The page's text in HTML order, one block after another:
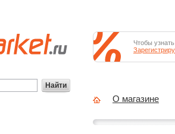
Найти
Чтобы
О магазине